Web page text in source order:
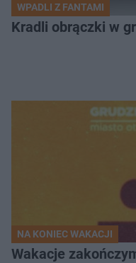
WPADLI Z FANTAMI
Kradli obrączki w
NA KONIEC WAKACJI
Wakacje